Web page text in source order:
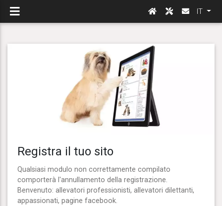
IT
Registra il tuo sito
Qualsiasi modulo non correttamente compilato
comporterà l'annullamento della registrazione.
Benvenuto: allevatori professionisti, allevatori dilettanti,
appassionati, pagine facebook.